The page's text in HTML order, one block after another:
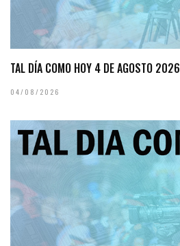
TAL DÍA COMO HOY 4 DE AGOSTO 2026
04/08/2026